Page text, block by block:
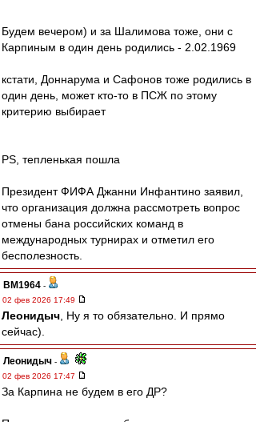
Будем вечером) и за Шалимова тоже, они с
Карпиным в один день родились - 2.02.1969
кстати, Доннарума и Сафонов тоже родились в
один день, может кто-то в ПСЖ по этому
критерию выбирает
PS, тепленькая пошла
Президент ФИФА Джанни Инфантино заявил,
что организация должна рассмотреть вопрос
отмены бана российских команд в
международных турнирах и отметил его
бесполезность.
BM1964 -
02 фев 2026 17:49
Леонидыч , Ну я то обязательно. И прямо
сейчас).
Леонидыч -
02 фев 2026 17:47
За Карпина не будем в его ДР?